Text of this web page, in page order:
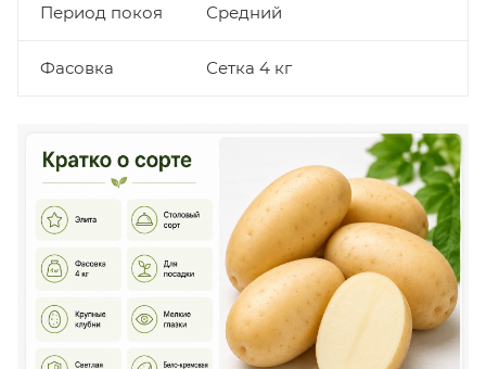
Период покоя Средний
Фасовка Сетка 4 кг